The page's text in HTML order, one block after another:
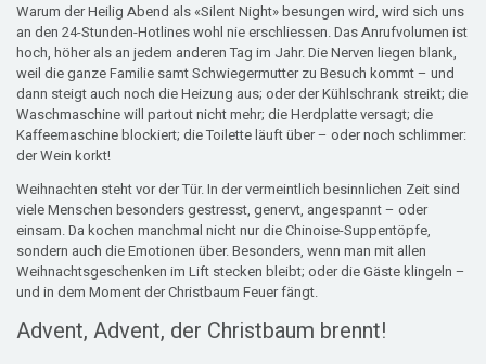
Warum der Heilig Abend als «Silent Night» besungen wird, wird sich uns
an den 24-Stunden-Hotlines wohl nie erschliessen. Das Anrufvolumen ist
hoch, höher als an jedem anderen Tag im Jahr. Die Nerven liegen blank,
weil die ganze Familie samt Schwiegermutter zu Besuch kommt – und
dann steigt auch noch die Heizung aus; oder der Kühlschrank streikt; die
Waschmaschine will partout nicht mehr; die Herdplatte versagt; die
Kaffeemaschine blockiert; die Toilette läuft über – oder noch schlimmer:
der Wein korkt!
Weihnachten steht vor der Tür. In der vermeintlich besinnlichen Zeit sind
viele Menschen besonders gestresst, genervt, angespannt – oder
einsam. Da kochen manchmal nicht nur die Chinoise-Suppentöpfe,
sondern auch die Emotionen über. Besonders, wenn man mit allen
Weihnachtsgeschenken im Lift stecken bleibt; oder die Gäste klingeln –
und in dem Moment der Christbaum Feuer fängt.
Advent, Advent, der Christbaum brennt!